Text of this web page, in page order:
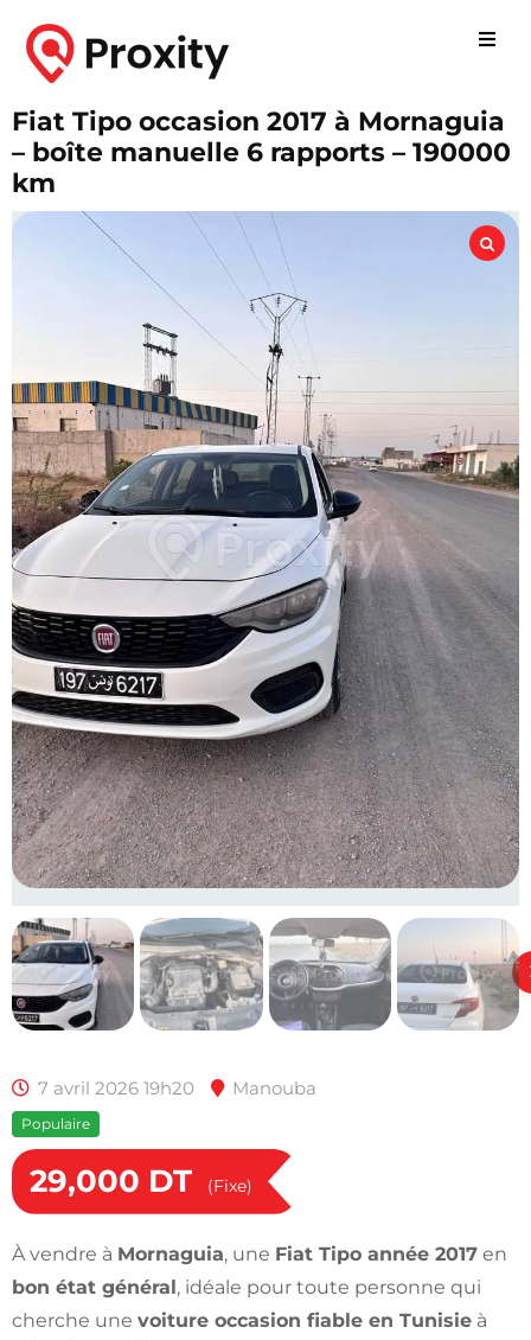
Fiat Tipo occasion 2017 à Mornaguia
– boîte manuelle 6 rapports – 190000
km
7 avril 2026 19h20 Manouba
Populaire
29,000 DT (Fixe)
À vendre à Mornaguia, une Fiat Tipo année 2017 en
bon état général, idéale pour toute personne qui
cherche une voiture occasion fiable en Tunisie à